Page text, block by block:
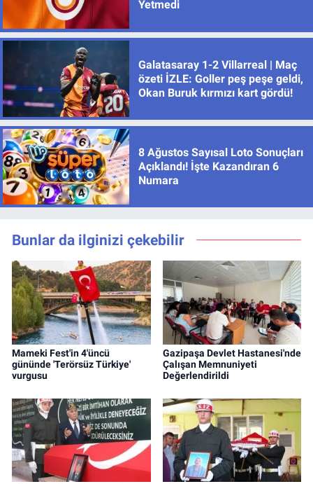
Yetmedi
Galatasaray 1-2 Villarreal | Maç
özeti İZLE: Goller peş peşe geldi,
Okan Buruk kırmızı kart gördü!
8 Ağustos Sayısal Loto Sonuçları
Açıklandı! İşte Kazandıran 6
Numara
Bunlar da ilginizi çekebilir
Mameki Fest'in 4'üncü
gününde 'Terörsüz Türkiye'
vurgusu
Gazipaşa Devlet Hastanesi'nde
Çalışan Memnuniyeti
Değerlendirildi